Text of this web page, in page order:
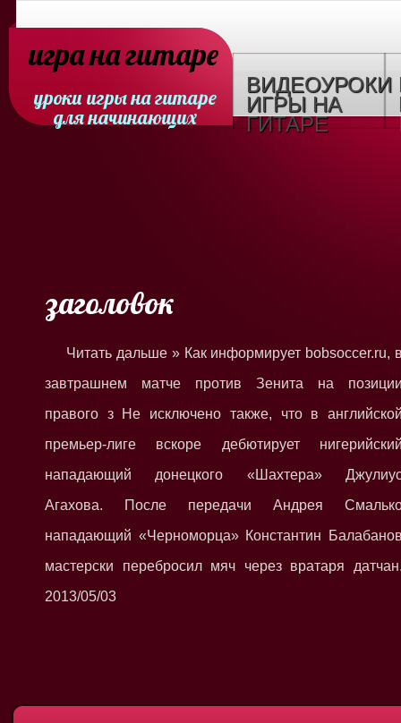
игра на гитаре
уроки игры на гитаре
для начинающих
ВИДЕОУРОКИ
ИГРЫ НА
ГИТАРЕ
заголовок
Читать дальше » Как информирует bobsoccer.ru,
завтрашнем матче против Зенита на
правого з Не исключено также, что в
премьер-лиге вскоре дебютирует
нападающий донецкого «Шахтера»
Агахова. После передачи Андрея
нападающий «Черноморца» Константин
мастерски перебросил мяч через вратаря
2013/05/03